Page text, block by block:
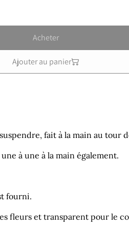
Acheter
Ajouter au panier
fait à la main au tour
à une à la main également.
fourni.
fleurs et transparent pour le